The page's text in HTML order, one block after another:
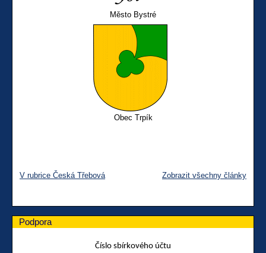
Město Bystré
Obec Trpík
V rubrice Česká Třebová Zobrazit všechny články
Podpora
Číslo sbírkového účtu